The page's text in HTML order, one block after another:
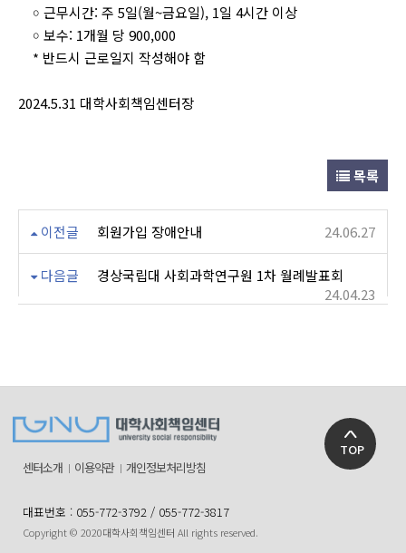
￮ 근무시간: 주 5일(월~금요일), 1일 4시간 이상
￮ 보수: 1개월 당 900,000
* 반드시 근로일지 작성해야 함
2024.5.31 대학사회책임센터장
목록
이전글 회원가입 장애안내 24.06.27
다음글
경상국립대 사회과학연구원 1차 월례발표회
24.04.23
센터소개 이용약관 개인정보처리방침
대표번호 : 055-772-3792 / 055-772-3817
Copyright © 2020대학사회책임센터 All rights reserved.
TOP